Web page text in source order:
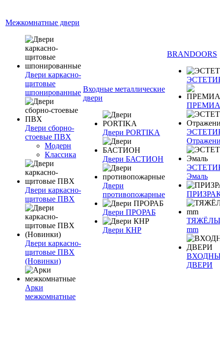
Межкомнатные двери
Двери каркасно-
щитовые
шпонированные
Двери сборно-
стоевые ПВХ
Модерн
Классика
Двери каркасно-
щитовые ПВХ
Двери каркасно-
щитовые ПВХ
(Новинки)
Арки
межкомнатные
Входные металлические
двери
Двери PORTIKA
Двери БАСТИОН
Двери
противопожарные
Двери ПРОРАБ
Двери КНР
BRANDOORS
Эмаль
mm
ДВЕРИ